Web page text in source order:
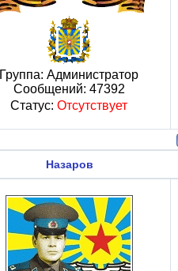
Группа: Администратор
Сообщений: 47392
Статус: Отсутствует
Назаров